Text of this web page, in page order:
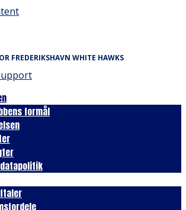
FREDERIKSHAVN WHITE HAWKS
formål